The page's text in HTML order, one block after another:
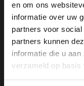
en om ons
informatie over uw
partners voor
partners kunnen
informatie die u
verzameld op basis
de tweets van die
letterlijk citeren,
wel eens kunnen
tweet”. Dus wat
die tweets.
tweets en doet